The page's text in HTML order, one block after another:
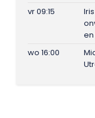
vr 09:15
wo 16:00